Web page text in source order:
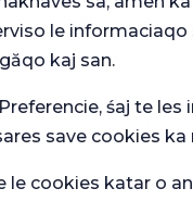
Sondaj
de
le
kaj san.
śaj te
save cookies
le cookies katar o